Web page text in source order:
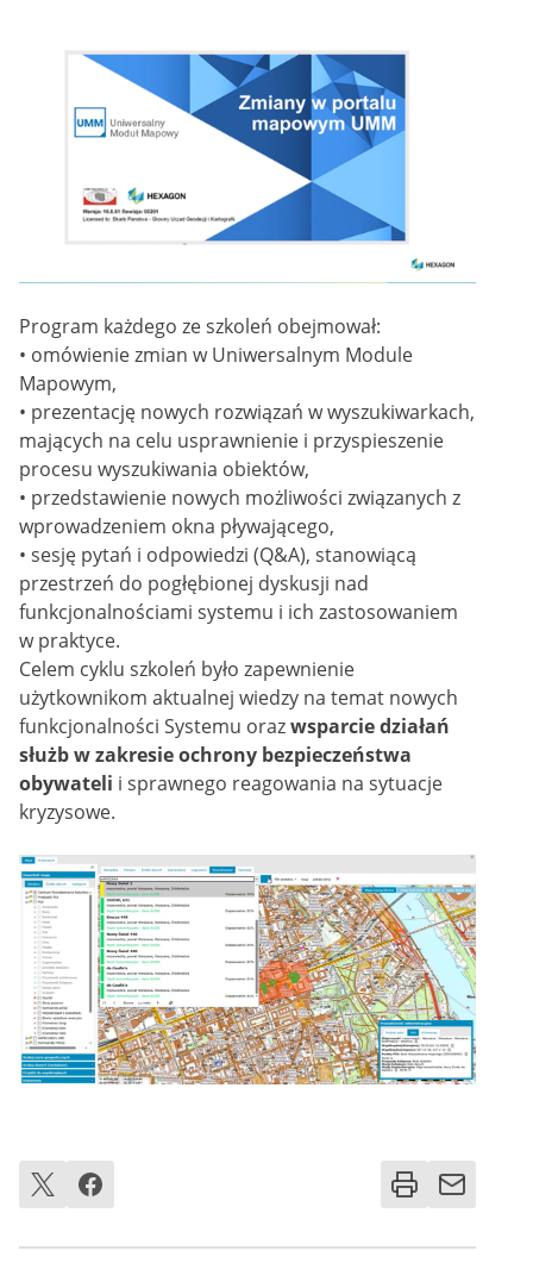
Program każdego ze szkoleń obejmował:
• omówienie zmian w Uniwersalnym Module
Mapowym,
• prezentację nowych rozwiązań w wyszukiwarkach,
mających na celu usprawnienie i przyspieszenie
procesu wyszukiwania obiektów,
• przedstawienie nowych możliwości związanych z
wprowadzeniem okna pływającego,
• sesję pytań i odpowiedzi (Q&A), stanowiącą
przestrzeń do pogłębionej dyskusji nad
funkcjonalnościami systemu i ich zastosowaniem
w praktyce.
Celem cyklu szkoleń było zapewnienie
użytkownikom aktualnej wiedzy na temat nowych
funkcjonalności Systemu orazwsparcie działań
służb w zakresie ochrony bezpieczeństwa
obywateli i sprawnego reagowania na sytuacje
kryzysowe.